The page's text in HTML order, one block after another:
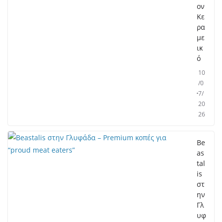
ον
Κε
ρα
με
ικ
ό
10
/0
7/
20
26
Be
as
tal
is
στ
ην
Γλ
υφ